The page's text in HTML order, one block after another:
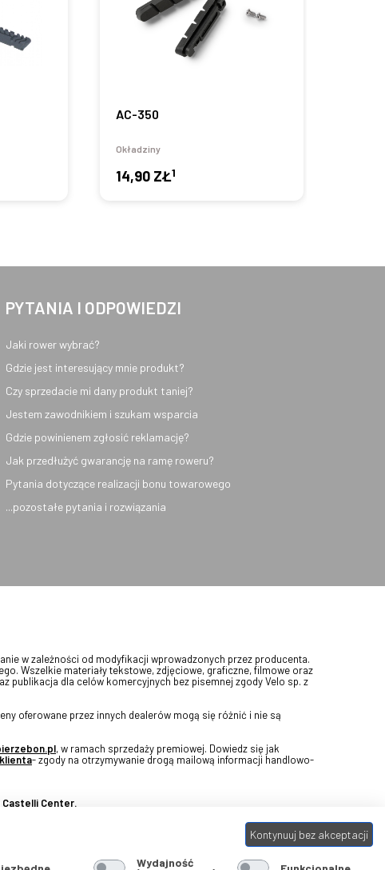
AC-350
Okładziny
14,90 ZŁ1
PYTANIA I ODPOWIEDZI
Jaki rower wybrać?
Gdzie jest interesujący mnie produkt?
Czy sprzedacie mi dany produkt taniej?
Jestem zawodnikiem i szukam wsparcia
Gdzie powinienem zgłosić reklamację?
Jak przedłużyć gwarancję na ramę roweru?
Pytania dotyczące realizacji bonu towarowego
...pozostałe pytania i rozwiązania
w zależności od modyfikacji wprowadzonych przez producenta.
Wszelkie materiały tekstowe, zdjęciowe, graficzne, filmowe oraz
publikacja dla celów komercyjnych bez pisemnej zgody Velo sp. z
oferowane przez innych dealerów mogą się różnić i nie są
, w ramach sprzedaży premiowej. Dowiedz się jak
- zgody na otrzymywanie drogą mailową informacji handlowo-
Castelli Center.
Kontynuuj bez akceptacji
Wydajność